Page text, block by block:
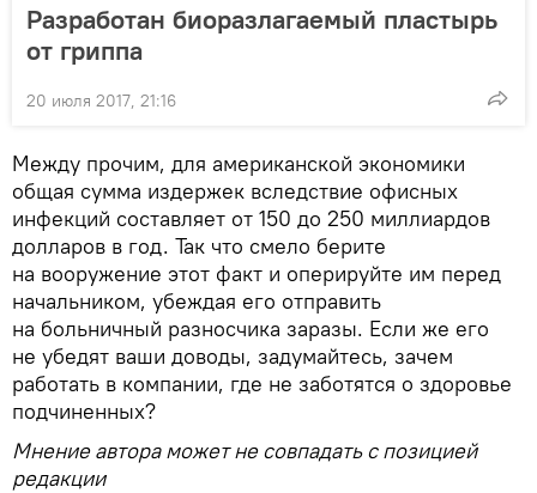
Разработан биоразлагаемый пластырь
от гриппа
20 июля 2017, 21:16
Между прочим, для американской экономики
общая сумма издержек вследствие офисных
инфекций составляет от 150 до 250 миллиардов
долларов в год. Так что смело берите
на вооружение этот факт и оперируйте им перед
начальником, убеждая его отправить
на больничный разносчика заразы. Если же его
не убедят ваши доводы, задумайтесь, зачем
работать в компании, где не заботятся о здоровье
подчиненных?
Мнение автора может не совпадать с позицией
редакции